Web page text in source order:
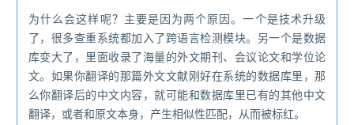
为什么会这样呢？主要是因为两个原因。一个是技术升级
了，很多查重系统都加入了跨语言检测模块。另一个是数据
库变大了，里面收录了海量的外文期刊、会议论文和学位论
文。如果你翻译的那篇外文文献刚好在系统的数据库里，那
么你翻译后的中文内容，就可能和数据库里已有的其他中文
翻译，或者和原文本身，产生相似性匹配，从而被标红。